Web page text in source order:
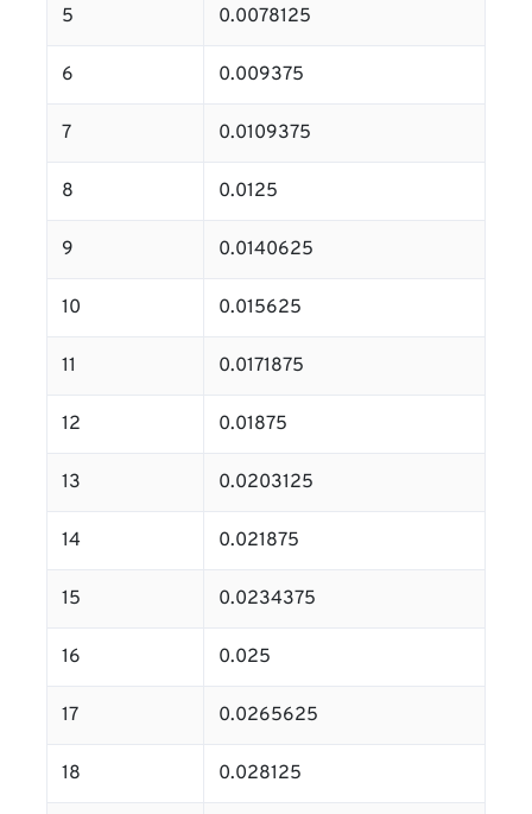
5 0.0078125
6 0.009375
7 0.0109375
8 0.0125
9 0.0140625
10 0.015625
11 0.0171875
12 0.01875
13 0.0203125
14 0.021875
15 0.0234375
16 0.025
17 0.0265625
18 0.028125